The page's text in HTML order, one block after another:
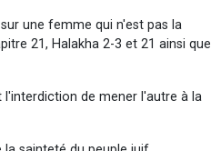
une femme qui n'est pas la
21, Halakha 2-3 et 21 ainsi que
l'interdiction de mener l'autre à la